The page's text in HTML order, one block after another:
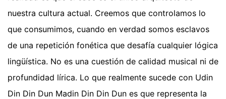
nuestra cultura actual. Creemos que controlamos lo
que consumimos, cuando en verdad somos esclavos
de una repetición fonética que desafía cualquier lógica
lingüística. No es una cuestión de calidad musical ni de
profundidad lírica. Lo que realmente sucede con Udin
Din Din Dun Madin Din Din Dun es que representa la